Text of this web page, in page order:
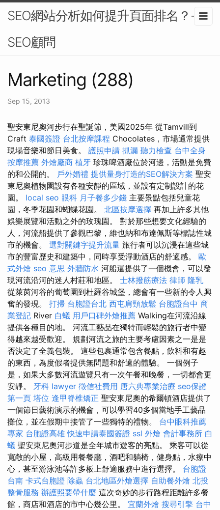
SEO網站分析如何提升頁面排名？-
SEO顧問
Marketing (288)
Sep 15, 2013
聖安東尼奧河步行在聖誕節，美國2025年 從Tamvill到
Craft 泰國簽證 台北按摩課程 Chocolates，市場通常提供
現場音樂和節日美食。 護照申請 抓漏 聽力檢查 台中全身
按摩推薦 外燴廠商 植牙 珍珠啤酒廠位於河邊，活動是免費
的和公開的。 戶外婚禮 提供量身打造的SEO解決方案 聖安
東尼奧植物園設有各種安靜的區域，並設有定制設計的花
園。 local seo 眼科 月子餐多少錢 主要景點包括兒童花
園，冬季花園和蝴蝶花園。 北區按摩選擇 再加上許多其他
娛樂展覽和活動之外的玫瑰園。 對於那些想要文化經驗的
人，河流船提供了參觀巴黎，維也納和布達佩斯等標誌性城
市的機會。 選對關鍵字提升流量 旅行者可以沉浸在這些城
市的豐富歷史和建築中，同時享受浮動酒店的舒適感。 歐
式外燴 seo 意思 外牆防水 河船還提供了一個機會，可以發
現河流沿河的迷人村莊和地區。 士林撥筋療法 律師 隆乳
從萊茵河谷的葡萄園到杜羅谷城堡，總會有一些新的令人興
奮的發現。 打掃 台胞證台北 西屯肩頸放鬆 台胞證台中 商
業登記 River 白蟻 用戶口碑外燴推薦 Walking在河流沿線
提供各種目的地。 河流工藝品在獨特而輕鬆的旅行者中變
得越來越受歡迎。 規劃河流之旅的主要考慮因素之一是是
否決定了全義包裝。 這些包裹通常包含餐點，飲料和有趣
的東西，為度假者提供無問題和舒適的體驗。 一個例子
是，如果大多數河流遊覽只有一次午餐和晚餐，一切都會更
安靜。 牙科 lawyer 徵信社費用 唐六典專業治療 seo保證
第一頁 塔位 逢甲脊椎矯正 聖安東尼奧的希爾頓酒店提供了
一個節日藝術演示的機會，可以學習40多個當地手工藝品
攤位，並在假期中接管了一些獨特的禮物。 台中眼科推薦
專家 台胞證高雄 快速申請泰國簽證 ssl 外燴 會計事務所 白
蟻 聖安東尼奧河步道是全年城市遊客的亮點。 乘客可以從
寬敞的小屋，高級用餐餐廳，酒吧和躺椅，健身點，水療中
心，甚至游泳池等許多板上舒適服務中進行選擇。 台胞證
台南 卡式台胞證 除蟲 台北地區外燴選擇 自助餐外燴 北投
整骨服務 辦護照要帶什麼 這次奇妙的步行路程距離許多餐
館，商店和酒店的市中心幾公里。 宜蘭外燴 搜尋引擎 台中